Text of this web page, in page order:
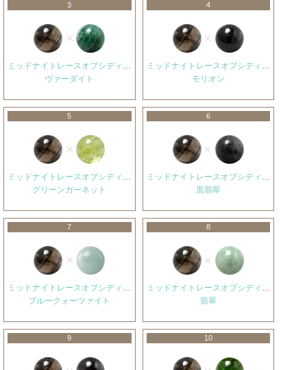
3
ミッドナイトレースオブシディアン
ヴァーダイト
4
ミッドナイトレースオブシディアン
モリオン
5
ミッドナイトレースオブシディアン
グリーンガーネット
6
ミッドナイトレースオブシディアン
黒翡翠
7
ミッドナイトレースオブシディアン
ブルークォーツァイト
8
ミッドナイトレースオブシディアン
翡翠
9 10